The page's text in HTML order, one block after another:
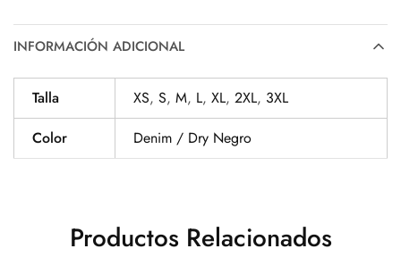
INFORMACIÓN ADICIONAL
Talla XS, S, M, L, XL, 2XL, 3XL
Color
Denim / Dry Negro
Productos Relacionados